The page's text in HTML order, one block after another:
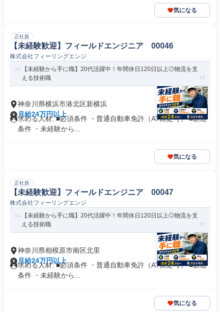
気になる
正社員
【未経験歓迎】フィールドエンジニア 00046
株式会社フィーリングエンジ
【未経験から手に職】20代活躍中！年間休日120日以上◎物流を支
える技術職
神奈川県横浜市港北区新横浜
月給24万円以上
求める人材: ■必須条件 ・普通自動車免許（AT限定可） ■歓迎
条件 ・未経験から...
気になる
正社員
【未経験歓迎】フィールドエンジニア 00047
株式会社フィーリングエンジ
【未経験から手に職】20代活躍中！年間休日120日以上◎物流を支
える技術職
神奈川県相模原市南区北里
月給24万円以上
求める人材: ■必須条件 ・普通自動車免許（AT限定可） ■歓迎
条件 ・未経験から...
気になる